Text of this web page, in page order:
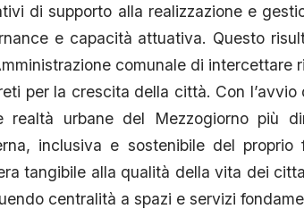
di supporto alla realizzazione e
e capacità attuativa. Questo
comunale di
per la crescita della città. Con
realtà urbane del Mezzogiorno più
inclusiva e sostenibile del
tangibile alla qualità della vita dei
centralità a spazi e servizi